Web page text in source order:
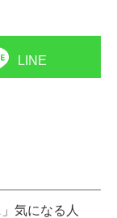
LINE
気になる人